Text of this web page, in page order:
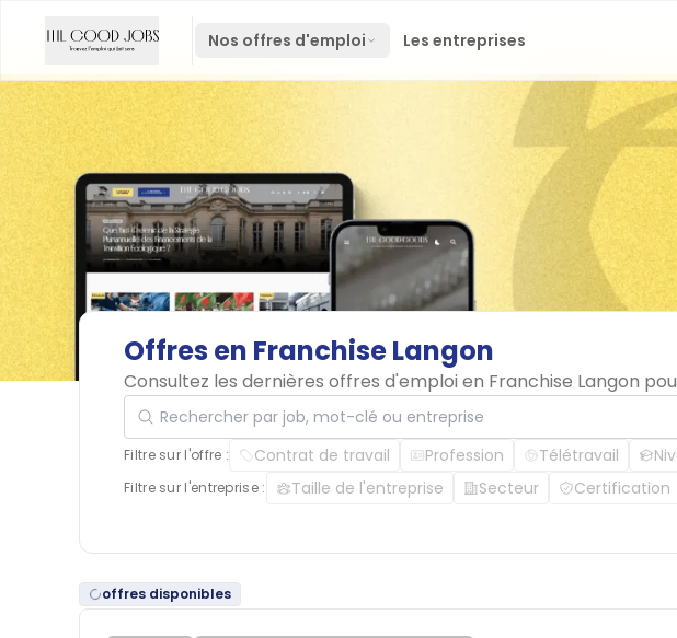
Nos offres d'emploi Les entreprises
Offres en FranchiseLangon
Consultez les dernières offres d'emploi en Franchise Langon
Rechercher par job, mot-clé ou entreprise
Filtre sur l'offre : Contrat de travail Profession Télétravail
Filtre sur l'entreprise : Taille de l'entreprise Secteur Certification
offres disponibles